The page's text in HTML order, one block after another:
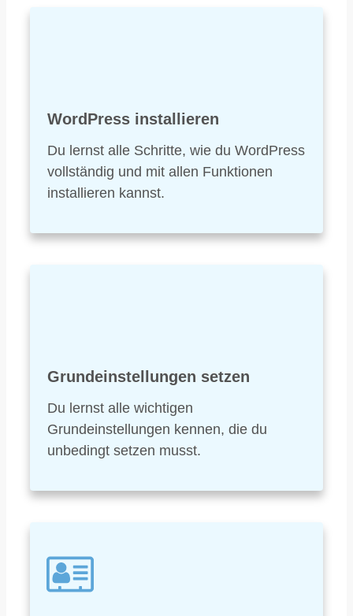
WordPress installieren
Du lernst alle Schritte, wie du WordPress
vollständig und mit allen Funktionen
installieren kannst.
Grundeinstellungen setzen
Du lernst alle wichtigen
Grundeinstellungen kennen, die du
unbedingt setzen musst.